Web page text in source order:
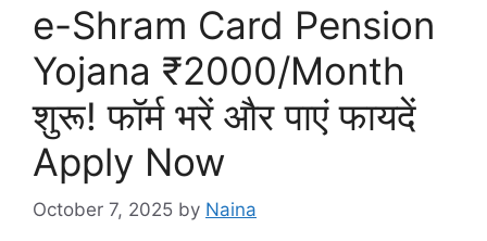
e-Shram Card Pension
Yojana ₹2000/Month
शुरू! फॉर्म भरें और पाएं फायदें
Apply Now
October 7, 2025 by Naina